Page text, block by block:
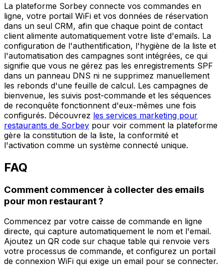
La plateforme Sorbey connecte vos commandes en
ligne, votre portail WiFi et vos données de réservation
dans un seul CRM, afin que chaque point de contact
client alimente automatiquement votre liste d'emails. La
configuration de l'authentification, l'hygiène de la liste et
l'automatisation des campagnes sont intégrées, ce qui
signifie que vous ne gérez pas les enregistrements SPF
dans un panneau DNS ni ne supprimez manuellement
les rebonds d'une feuille de calcul. Les campagnes de
bienvenue, les suivis post-commande et les séquences
de reconquête fonctionnent d'eux-mêmes une fois
configurés. Découvrez les services marketing pour
restaurants de Sorbey pour voir comment la plateforme
gère la constitution de la liste, la conformité et
l'activation comme un système connecté unique.
FAQ
Comment commencer à collecter des emails
pour mon restaurant ?
Commencez par votre caisse de commande en ligne
directe, qui capture automatiquement le nom et l'email.
Ajoutez un QR code sur chaque table qui renvoie vers
votre processus de commande, et configurez un portail
de connexion WiFi qui exige un email pour se connecter.